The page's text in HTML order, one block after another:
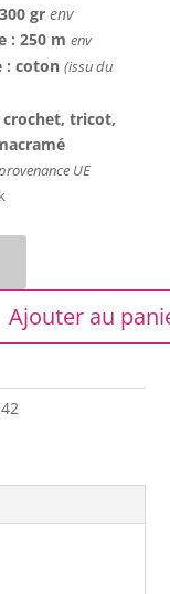
grenv
: 250 menv
: coton(issu du
crochet, tricot,
UE
Ajouter au